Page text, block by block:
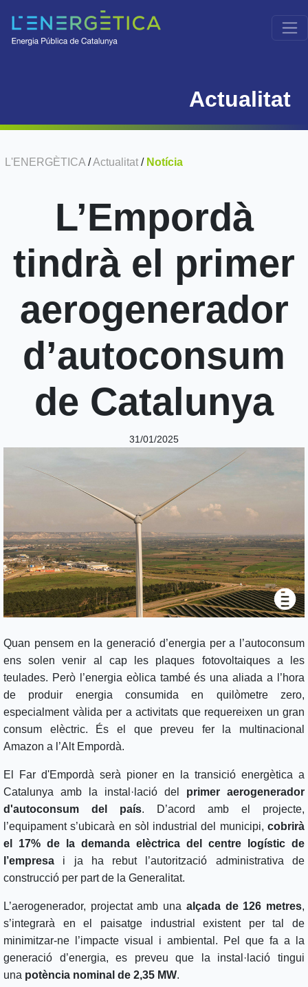
Actualitat
L'ENERGÈTICA /Actualitat / Notícia
L’Empordà
tindrà el primer
aerogenerador
d’autoconsum
de Catalunya
31/01/2025
Quan pensem en la generació d’energia per a l’autoconsum
ens solen venir al cap les plaques fotovoltaiques a les
teulades. Però l’energia eòlica també és una aliada a l’hora
de produir energia consumida en quilòmetre zero,
especialment vàlida per a activitats que requereixen un gran
consum elèctric. És el que preveu fer la multinacional
Amazon a l’Alt Empordà.
El Far d'Empordà serà pioner en la transició energètica a
Catalunya amb la instal·lació del primer aerogenerador
d'autoconsum del país. D’acord amb el projecte,
l’equipament s’ubicarà en sòl industrial del municipi, cobrirà
el 17% de la demanda elèctrica del centre logístic de
l’empresa i ja ha rebut l’autorització administrativa de
construcció per part de la Generalitat.
L’aerogenerador, projectat amb una alçada de 126 metres,
s’integrarà en el paisatge industrial existent per tal de
minimitzar-ne l’impacte visual i ambiental. Pel que fa a la
generació d’energia, es preveu que la instal·lació tingui
una potència nominal de 2,35 MW.